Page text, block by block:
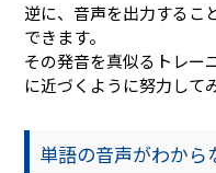
逆に、音声を出力するこ
できます。
その発音を真似るトレー
に近づくように努力して
単語の音声がわから